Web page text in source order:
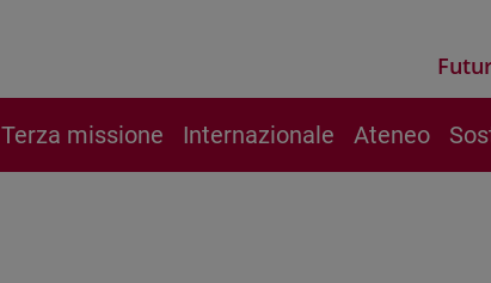
Terza missione Internazionale Ateneo